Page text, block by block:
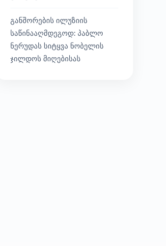
განშორების ილუზიის
საწინააღმდეგოდ: პაბლო
ნერუდას სიტყვა ნობელის
ჯილდოს მიღებისას